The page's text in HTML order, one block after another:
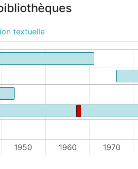
textuelle
1950 1960 1970